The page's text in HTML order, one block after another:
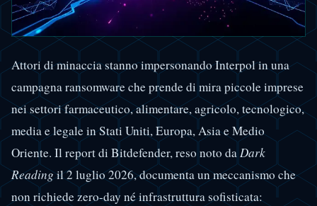
Attori di minaccia stanno impersonando Interpol in una
campagna ransomware che prende di mira piccole imprese
nei settori farmaceutico, alimentare, agricolo, tecnologico,
media e legale in Stati Uniti, Europa, Asia e Medio
Oriente. Il report di Bitdefender, reso noto daDark
Readingil 2 luglio 2026, documenta un meccanismo che
non richiede zero-day né infrastruttura sofisticata: